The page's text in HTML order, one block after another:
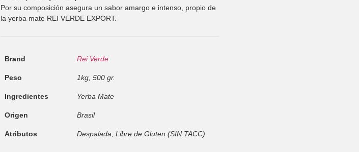
Por su composición asegura un sabor amargo e intenso, propio de
la yerba mate REI VERDE EXPORT.
Brand Rei Verde
Peso 1kg, 500 gr.
Ingredientes Yerba Mate
Origen Brasil
Atributos Despalada, Libre de Gluten (SIN TACC)